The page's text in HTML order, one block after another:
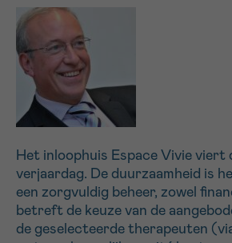
Het inloophuis Espace Vivie viert
verjaardag. De duurzaamheid is
een zorgvuldig beheer, zowel
betreft de keuze van de
de geselecteerde therapeuten
MIJN VRAAG
Ja, stuur mij de nieuwsbrief
Ik aanvaard de
*VERPLICHT VELD